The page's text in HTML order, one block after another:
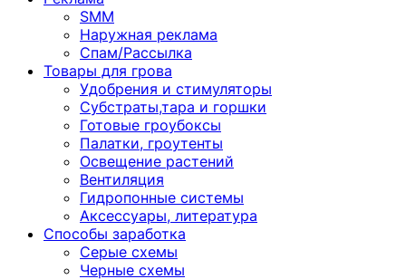
SMM
Наружная реклама
Спам/Рассылка
Товары для грова
Удобрения и стимуляторы
Субстраты,тара и горшки
Готовые гроубоксы
Палатки, гроутенты
Освещение растений
Вентиляция
Гидропонные системы
Аксессуары, литература
Способы заработка
Серые схемы
Черные схемы